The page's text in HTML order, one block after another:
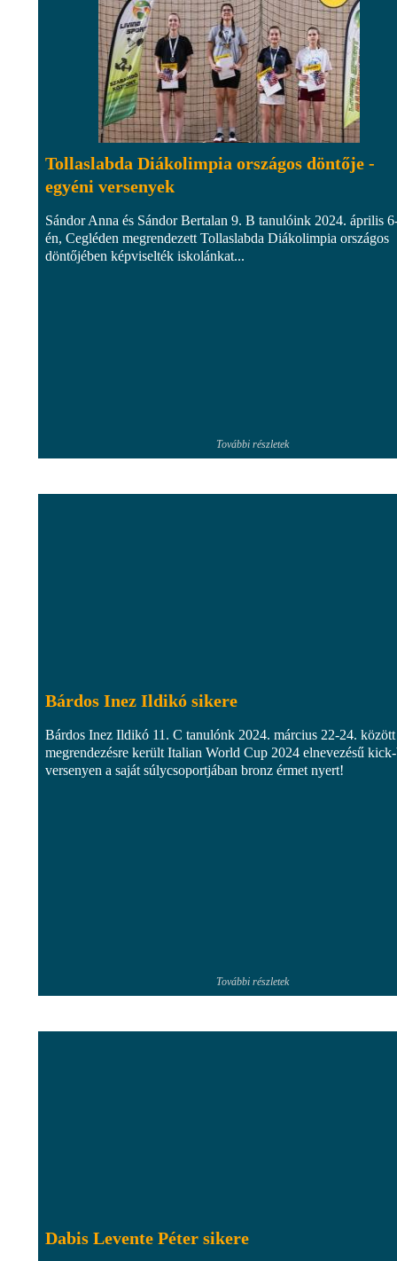
Tollaslabda Diákolimpia országos döntője -
egyéni versenyek
Sándor Anna és Sándor Bertalan 9. B tanulóink 2024. április
én, Cegléden megrendezett Tollaslabda Diákolimpia országos
döntőjében képviselték iskolánkat...
További részletek
Bárdos Inez Ildikó sikere
Bárdos Inez Ildikó 11. C tanulónk 2024. március 22-24. között
megrendezésre került Italian World Cup 2024 elnevezésű
versenyen a saját súlycsoportjában bronz érmet nyert!
További részletek
Dabis Levente Péter sikere